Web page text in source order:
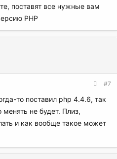
поставят все нужные вам
PHP
#7
то поставил php 4.4.6, так
менять не будет. Плиз,
и как вообще такое может